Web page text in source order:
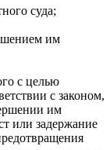
суда;
им
с целью
с законом,
им
или задержание